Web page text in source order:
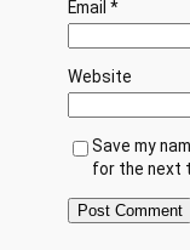
Email *
Website
Save my
for the next